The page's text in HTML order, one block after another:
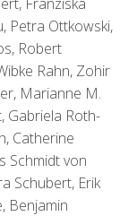
Petra Ottkowski,
Robert
Rahn, Zohir
Marianne M.
Gabriela Roth-
Catherine
Schmidt von
Schubert, Erik
Benjamin